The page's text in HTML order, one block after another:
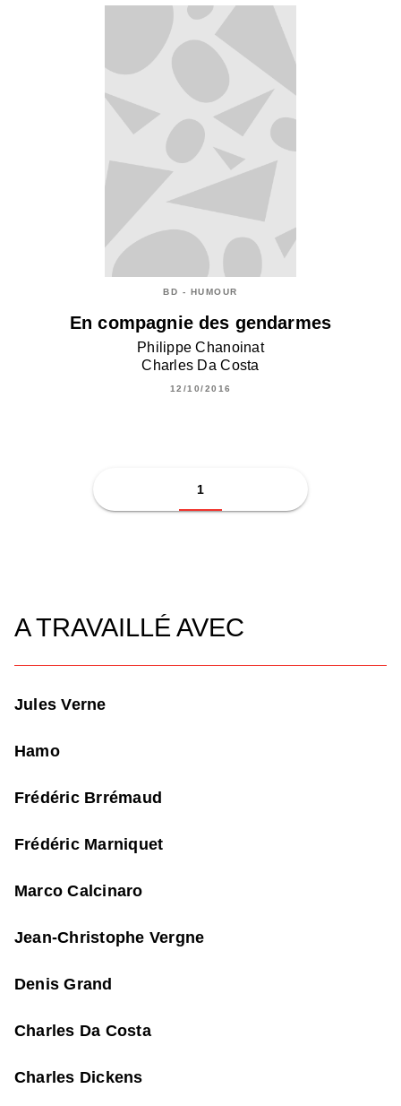
BD - HUMOUR
En compagnie des gendarmes
Philippe Chanoinat
Charles Da Costa
12/10/2016
1
A TRAVAILLÉ AVEC
Jules Verne
Hamo
Frédéric Brrémaud
Frédéric Marniquet
Marco Calcinaro
Jean-Christophe Vergne
Denis Grand
Charles Da Costa
Charles Dickens